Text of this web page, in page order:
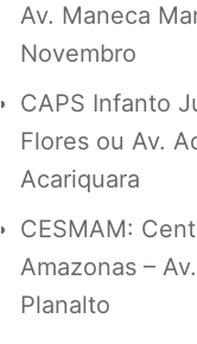
Av. Maneca
Novembro
CAPS Infanto
Flores ou Av.
Acariquara
CESMAM:
Amazonas –
Planalto